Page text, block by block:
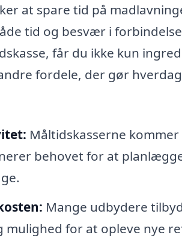
at spare tid på
tid og besvær i
får du ikke kun
fordele, der gør
Måltidskasserne
behovet for at
Mange udbydere
mulighed for at opleve nye